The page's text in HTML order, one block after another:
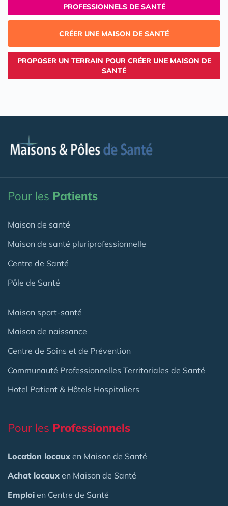
PROFESSIONNELS DE SANTÉ
CRÉER UNE MAISON DE SANTÉ
PROPOSER UN TERRAIN POUR CRÉER UNE MAISON DE
SANTÉ
Pour les Patients
Maison de santé
Maison de santé pluriprofessionnelle
Centre de Santé
Pôle de Santé
Maison sport-santé
Maison de naissance
Centre de Soins et de Prévention
Communauté Professionnelles Territoriales de Santé
Hotel Patient & Hôtels Hospitaliers
Pour les Professionnels
Location locaux en Maison de Santé
Achat locaux en Maison de Santé
Emploi en Centre de Santé